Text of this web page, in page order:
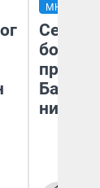
МНЕНИЕ
Север
них